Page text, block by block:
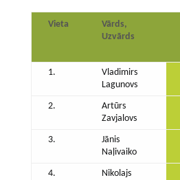
Vieta
Vārds,
Uzvārds
1.
Vladimirs
Lagunovs
2.
Artūrs
Zavjalovs
3.
Jānis
Naļivaiko
4.
Nikolajs